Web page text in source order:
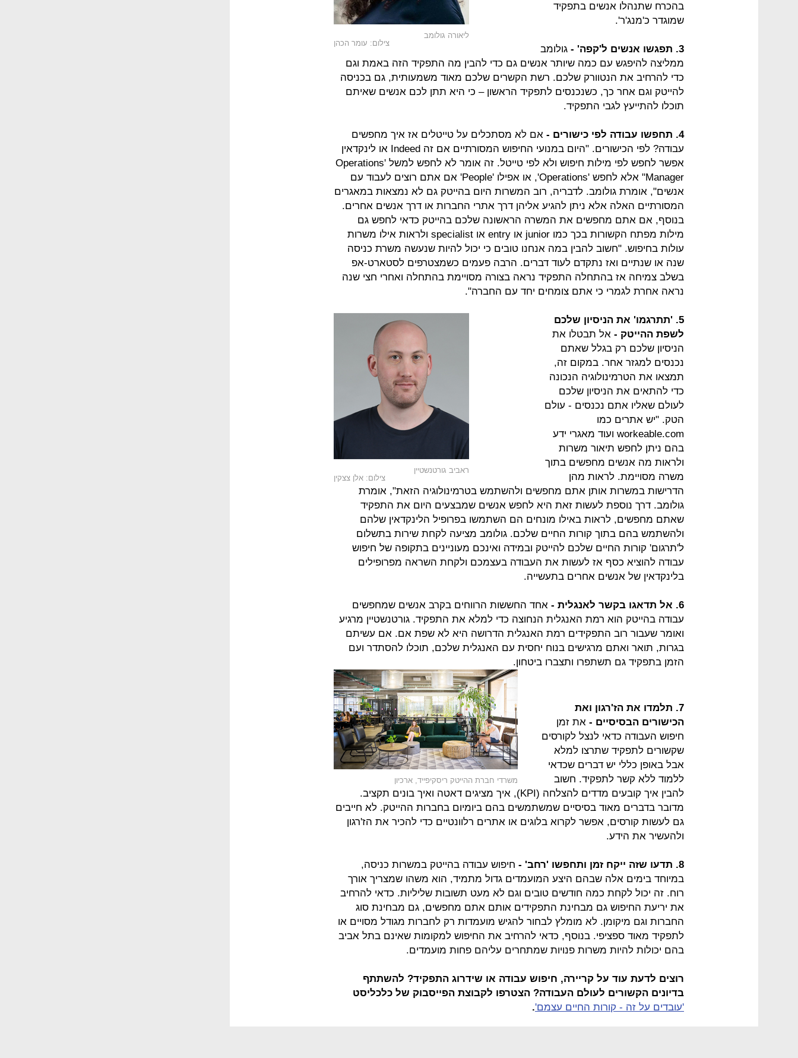
ליאורה גולומב
צילום: עומר הכהן
בהכרח שתנהלו אנשים בתפקיד
שמוגדר כ'מנג'ר'.
3. תפגשו אנשים ל'קפה' -
גולומב
ממליצה להיפגש עם כמה שיותר אנשים גם כדי להבין מה התפקיד הזה באמת וגם
כדי להרחיב את הנטוורק שלכם. רשת הקשרים שלכם מאוד משמעותית, גם בכניסה
להייטק וגם אחר כך, כשנכנסים לתפקיד הראשון – כי היא תתן לכם אנשים שאיתם
תוכלו להתייעץ לגבי התפקיד.
4. תחפשו עבודה לפי כישורים -
אם לא מסתכלים על טייטלים אז איך מחפשים
עבודה? לפי הכישורים. "היום במנועי החיפוש המסורתיים אם זה Indeed או לינקדאין
אפשר לחפש לפי מילות חיפוש ולא לפי טייטל. זה אומר לא לחפש למשל 'Operations
Manager" אלא לחפש 'Operations', או אפילו 'People' אם אתם רוצים לעבוד עם
אנשים", אומרת גולומב. לדבריה, רוב המשרות היום בהייטק גם לא נמצאות במאגרים
המסורתיים האלה אלא ניתן להגיע אליהן דרך אתרי החברות או דרך אנשים אחרים.
בנוסף, אם אתם מחפשים את המשרה הראשונה שלכם בהייטק כדאי לחפש גם
מילות מפתח הקשורות בכך כמו junior או entry או specialist ולראות אילו משרות
עולות בחיפוש. "חשוב להבין במה אנחנו טובים כי יכול להיות שנעשה משרת כניסה
שנה או שנתיים ואז נתקדם לעוד דברים. הרבה פעמים כשמצטרפים לסטארט-אפ
בשלב צמיחה אז בהתחלה התפקיד נראה בצורה מסויימת בהתחלה ואחרי חצי שנה
נראה אחרת לגמרי כי אתם צומחים יחד עם החברה".
ראביב גורטנשטיין
צילום: אלן צצקין
5. 'תתרגמו' את הניסיון שלכם
לשפת ההייטק - אל תבטלו את
הניסיון שלכם רק בגלל שאתם
נכנסים למגזר אחר. במקום זה,
תמצאו את הטרמינולוגיה הנכונה
כדי להתאים את הניסיון שלכם
לעולם שאליו אתם נכנסים - עולם
הטק. "יש אתרים כמו
workeable.com ועוד מאגרי ידע
בהם ניתן לחפש תיאור משרות
ולראות מה אנשים מחפשים בתוך
משרה מסויימת. לראות מהן
הדרישות במשרות אותן אתם מחפשים ולהשתמש בטרמינולוגיה הזאת", אומרת
גולומב. דרך נוספת לעשות זאת היא לחפש אנשים שמבצעים היום את התפקיד
שאתם מחפשים, לראות באילו מונחים הם השתמשו בפרופיל הלינקדאין שלהם
ולהשתמש בהם בתוך קורות החיים שלכם. גולומב מציעה לקחת שירות בתשלום
ל'תרגום' קורות החיים שלכם להייטק ובמידה ואינכם מעוניינים בתקופה של חיפוש
עבודה להוציא כסף אז לעשות את העבודה בעצמכם ולקחת השראה מפרופילים
בלינקדאין של אנשים אחרים בתעשייה.
6. אל תדאגו בקשר לאנגלית -
אחד החששות הרווחים בקרב אנשים שמחפשים
עבודה בהייטק הוא רמת האנגלית הנחוצה כדי למלא את התפקיד. גורטנשטיין מרגיע
ואומר שעבור רוב התפקידים רמת האנגלית הדרושה היא לא שפת אם. אם עשיתם
בגרות, תואר ואתם מרגישים בנוח יחסית עם האנגלית שלכם, תוכלו להסתדר ועם
הזמן בתפקיד גם תשתפרו ותצברו ביטחון.
משרדי חברת ההייטק ריסקיפייד, ארכיון
7. תלמדו את הז'רגון ואת
הכישורים הבסיסיים - את זמן
חיפוש העבודה כדאי לנצל לקורסים
שקשורים לתפקיד שתרצו למלא
אבל באופן כללי יש דברים שכדאי
ללמוד ללא קשר לתפקיד. חשוב
להבין איך קובעים מדדים להצלחה (KPI), איך מציגים דאטה ואיך בונים תקציב.
מדובר בדברים מאוד בסיסיים שמשתמשים בהם ביומיום בחברות ההייטק. לא חייבים
גם לעשות קורסים, אפשר לקרוא בלוגים או אתרים רלוונטיים כדי להכיר את הז'רגון
ולהעשיר את הידע.
8. תדעו שזה ייקח זמן ותחפשו 'רחב' -
חיפוש עבודה בהייטק במשרות כניסה,
במיוחד בימים אלה שבהם היצע המועמדים גדול מתמיד, הוא משהו שמצריך אורך
רוח. זה יכול לקחת כמה חודשים טובים וגם לא מעט תשובות שליליות. כדאי להרחיב
את יריעת החיפוש גם מבחינת התפקידים אותם אתם מחפשים, גם מבחינת סוג
החברות וגם מיקומן. לא מומלץ לבחור להגיש מועמדות רק לחברות מגודל מסויים או
לתפקיד מאוד ספציפי. בנוסף, כדאי להרחיב את החיפוש למקומות שאינם בתל אביב
בהם יכולות להיות משרות פנויות שמתחרים עליהם פחות מועמדים.
רוצים לדעת עוד על קריירה, חיפוש עבודה או שידרוג התפקיד? להשתתף
בדיונים הקשורים לעולם העבודה? הצטרפו לקבוצת הפייסבוק של כלכליסט
'עובדים על זה - קורות החיים עצמם'.